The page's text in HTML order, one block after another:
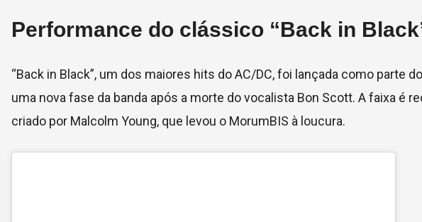
Performance do clássico “Back in
“Back in Black”, um dos maiores hits do AC/DC, foi lançada como parte
uma nova fase da banda após a morte do vocalista Bon Scott. A faixa é
criado por Malcolm Young, que levou o MorumBIS à loucura.